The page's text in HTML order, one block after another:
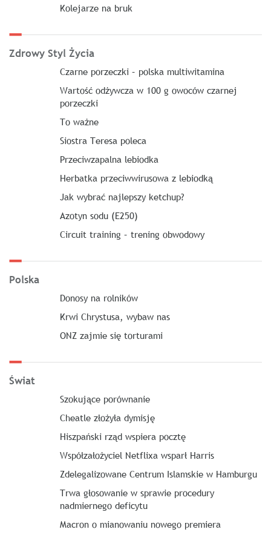
Kolejarze na bruk
Zdrowy Styl Życia
Czarne porzeczki – polska multiwitamina
Wartość odżywcza w 100 g owoców czarnej
porzeczki
To ważne
Siostra Teresa poleca
Przeciwzapalna lebiodka
Herbatka przeciwwirusowa z lebiodką
Jak wybrać najlepszy ketchup?
Azotyn sodu (E250)
Circuit training – trening obwodowy
Polska
Donosy na rolników
Krwi Chrystusa, wybaw nas
ONZ zajmie się torturami
Świat
Szokujące porównanie
Cheatle złożyła dymisję
Hiszpański rząd wspiera pocztę
Współzałożyciel Netflixa wsparł Harris
Zdelegalizowane Centrum Islamskie w Hamburgu
Trwa głosowanie w sprawie procedury
nadmiernego deficytu
Macron o mianowaniu nowego premiera